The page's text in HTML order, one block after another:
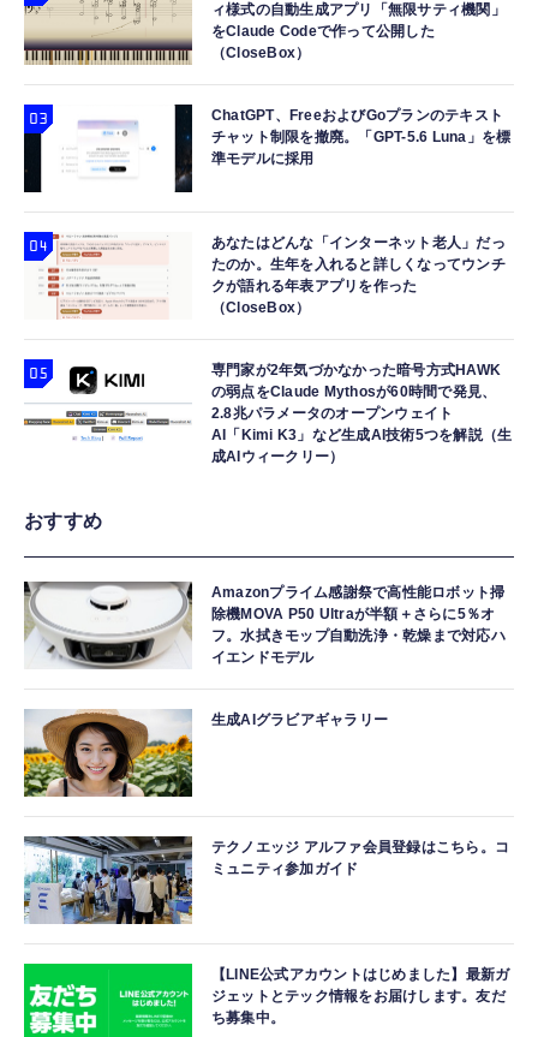
ィ様式の自動生成アプリ「無限サティ機関」
をClaude Codeで作って公開した
（CloseBox）
ChatGPT、FreeおよびGoプランのテキスト
チャット制限を撤廃。「GPT-5.6 Luna」を標
準モデルに採用
あなたはどんな「インターネット老人」だっ
たのか。生年を入れると詳しくなってウンチ
クが語れる年表アプリを作った
（CloseBox）
専門家が2年気づかなかった暗号方式HAWK
の弱点をClaude Mythosが60時間で発見、
2.8兆パラメータのオープンウェイト
AI「Kimi K3」など生成AI技術5つを解説（生
成AIウィークリー）
おすすめ
Amazonプライム感謝祭で高性能ロボット掃
除機MOVA P50 Ultraが半額＋さらに5％オ
フ。水拭きモップ自動洗浄・乾燥まで対応ハ
イエンドモデル
生成AIグラビアギャラリー
テクノエッジ アルファ会員登録はこちら。コ
ミュニティ参加ガイド
【LINE公式アカウントはじめました】最新ガ
ジェットとテック情報をお届けします。友だ
ち募集中。